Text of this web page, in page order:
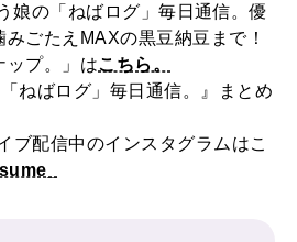
娘の「ねばログ」毎日通信。優
ごたえMAXの黒豆納豆まで！
ップ。」はこちら。
ねばログ」毎日通信。』まとめ
ブ配信中のインスタグラムはこ